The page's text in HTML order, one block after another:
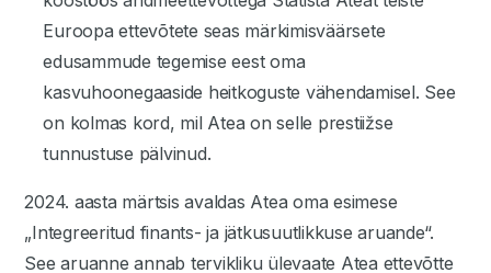
Euroopa ettevõtete seas märkimisväärsete
edusammude tegemise eest oma
kasvuhoonegaaside heitkoguste vähendamisel. See
on kolmas kord, mil Atea on selle prestiižse
tunnustuse pälvinud.
2024. aasta märtsis avaldas Atea oma esimese
„Integreeritud finants- ja jätkusuutlikkuse aruande“.
See aruanne annab tervikliku ülevaate Atea ettevõtte